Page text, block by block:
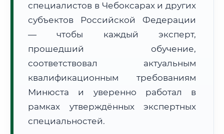
Нажмите на документ для увеличения и просмотра
специалистов в Чебоксарах и других
субъектов Российской Федерации
— чтобы каждый эксперт,
прошедший обучение,
соответствовал актуальным
квалификационным требованиям
Минюста и уверенно работал в
рамках утверждённых экспертных
специальностей.